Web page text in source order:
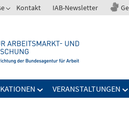
Kontakt IAB-Newsletter
VERANSTALTUNGEN